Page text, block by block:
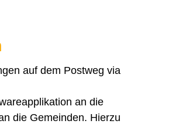
auf dem Postweg via
an die
die Gemeinden. Hierzu